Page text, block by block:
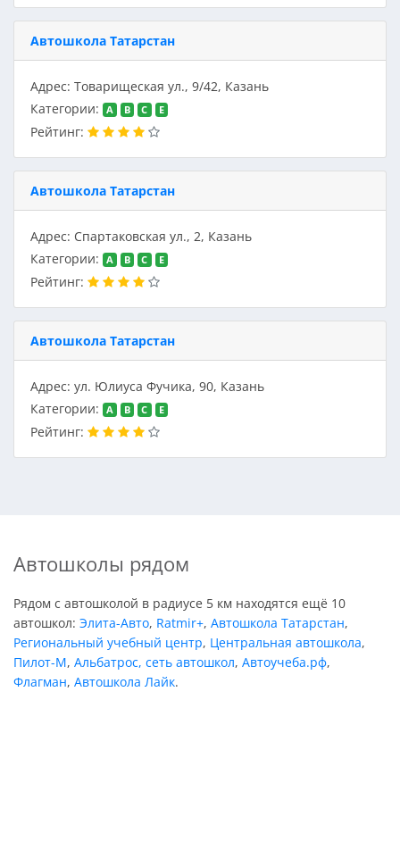
Автошкола Татарстан
Адрес: Товарищеская ул., 9/42, Казань
Категории:
A B C E
Рейтинг:
Автошкола Татарстан
Адрес: Спартаковская ул., 2, Казань
Категории:
A B C E
Рейтинг:
Автошкола Татарстан
Адрес: ул. Юлиуса Фучика, 90, Казань
Категории:
A B C E
Рейтинг:
Автошколы рядом
Рядом с автошколой в радиусе 5 км находятся ещё 10
автошкол: Элита-Авто, Ratmir+, Автошкола Татарстан,
Региональный учебный центр, Центральная автошкола,
Пилот-М, Альбатрос, сеть автошкол, Автоучеба.рф,
Флагман, Автошкола Лайк.